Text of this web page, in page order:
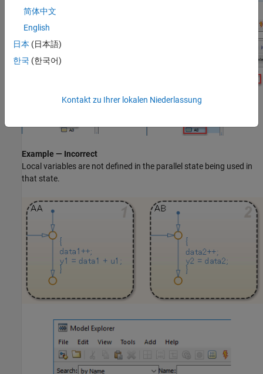
Example — Incorrect
Local variables are not defined in the parallel state being used in
that state.
简体中文
English
日本 (日本語)
한국 (한국어)
Kontakt zu Ihrer lokalen Niederlassung